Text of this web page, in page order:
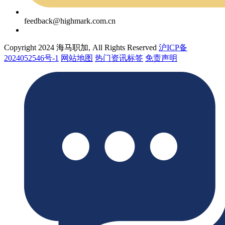
feedback@highmark.com.cn
Copyright 2024 海马职加, All Rights Reserved 沪ICP备
2024052546号-1 网站地图 热门资讯标签 免责声明